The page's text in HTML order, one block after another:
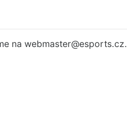
na webmaster@esports.cz.